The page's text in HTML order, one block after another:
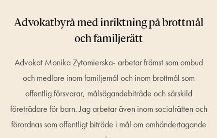
Advokatbyrå med inriktning på brottmål
och familjerätt
Advokat Monika Zytomierska- arbetar främst som ombud
och medlare inom familjemål och inom brottmål som
offentlig försvarar, målsägandebiträde och särskild
företrädare för barn. Jag arbetar även inom socialrätten och
förordnas som offentligt biträde i mål om omhändertagande